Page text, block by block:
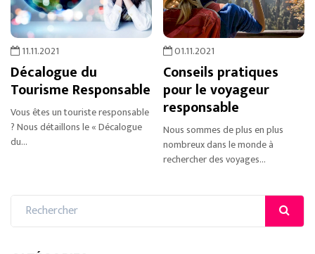
11.11.2021
Décalogue du
Tourisme Responsable
Vous êtes un touriste responsable
? Nous détaillons le « Décalogue
du...
01.11.2021
Conseils pratiques
pour le voyageur
responsable
Nous sommes de plus en plus
nombreux dans le monde à
rechercher des voyages...